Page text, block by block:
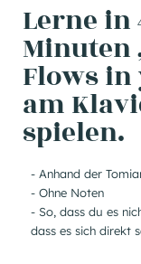
Lerne in
Minuten
Flows
am
spielen.
- Anhand der
- Ohne Noten
- So, dass du es
dass es sich direkt